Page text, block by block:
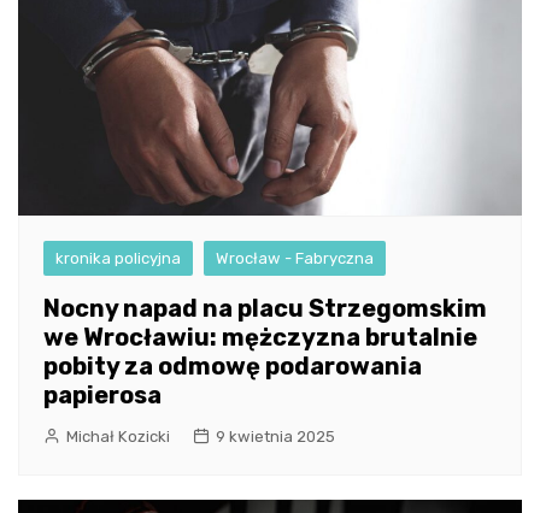
kronika policyjna Wrocław - Fabryczna
Nocny napad na placu Strzegomskim
we Wrocławiu: mężczyzna brutalnie
pobity za odmowę podarowania
papierosa
Michał Kozicki 9 kwietnia 2025